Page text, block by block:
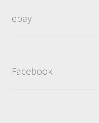
ebay
Facebook